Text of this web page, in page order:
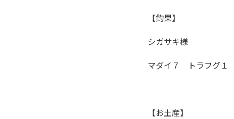
【釣果】
シガサキ様
マダイ７ トラフグ１
【お土産】